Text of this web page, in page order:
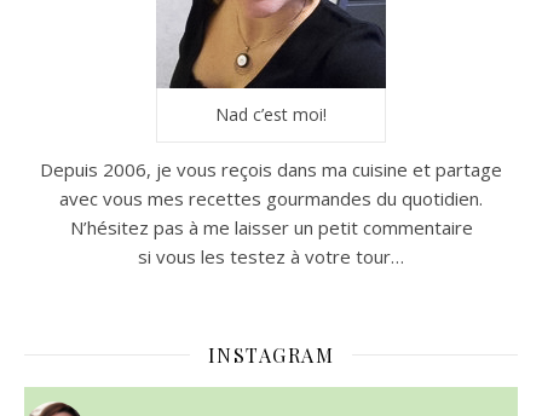
Nad c’est moi!
Depuis 2006, je vous reçois dans ma cuisine et partage
avec vous mes recettes gourmandes du quotidien.
N’hésitez pas à me laisser un petit commentaire
si vous les testez à votre tour…
INSTAGRAM